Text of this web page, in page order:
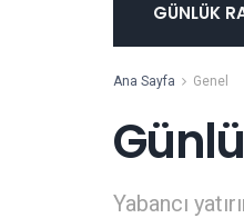
GÜNLÜK
Ana Sayfa Genel
Yabancı